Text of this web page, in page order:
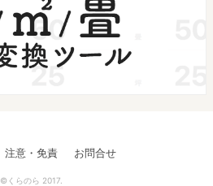
注意・免責 お問合せ
©くらのら 2017.